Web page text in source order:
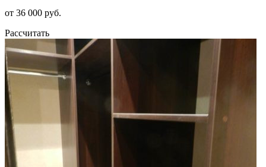
от 36 000 руб.
Рассчитать